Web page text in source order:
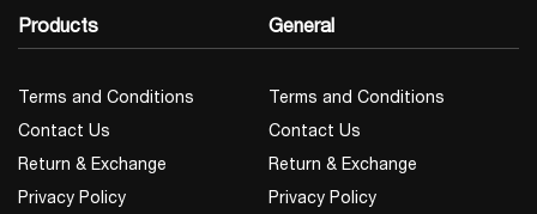
Products
Terms and Conditions
Contact Us
Return & Exchange
Privacy Policy
General
Terms and Conditions
Contact Us
Return & Exchange
Privacy Policy